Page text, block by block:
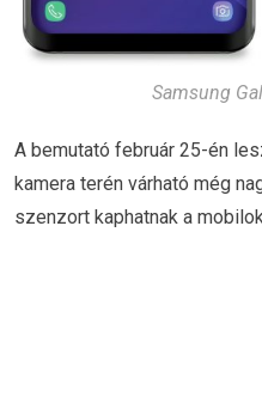
Samsung
A bemutató február 25-én
kamera terén várható még
szenzort kaphatnak a